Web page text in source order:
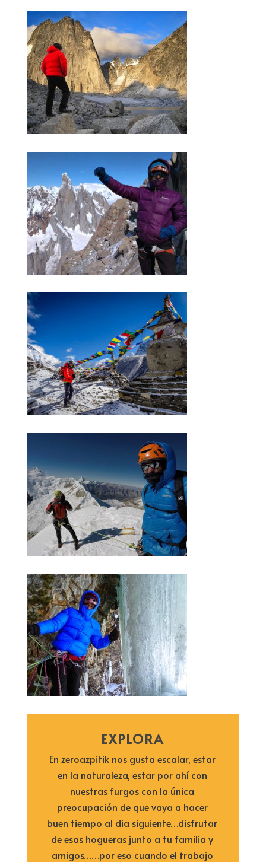
EXPLORA
En zeroazpitik nos gusta escalar, estar
en la naturaleza, estar por ahí con
nuestras furgos con la única
preocupación de que vaya a hacer
buen tiempo al dia siguiente…disfrutar
de esas hogueras junto a tu familia y
amigos……por eso cuando el trabajo